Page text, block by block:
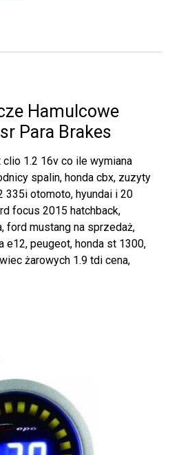
Hamulcowe
Para Brakes
1.2 16v co ile wymiana
spalin, honda cbx, zuzyty
335i otomoto, hyundai i 20
focus 2015 hatchback,
ford mustang na sprzedaż,
e12, peugeot, honda st 1300,
żarowych 1.9 tdi cena,